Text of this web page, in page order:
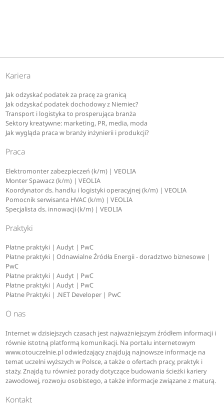
Kariera
Jak odzyskać podatek za pracę za granicą
Jak odzyskać podatek dochodowy z Niemiec?
Transport i logistyka to prosperująca branża
Sektory kreatywne: marketing, PR, media, moda
Jak wygląda praca w branży inżynierii i produkcji?
Praca
Elektromonter zabezpieczeń (k/m) | VEOLIA
Monter Spawacz (k/m) | VEOLIA
Koordynator ds. handlu i logistyki operacyjnej (k/m) | VEOLIA
Pomocnik serwisanta HVAC (k/m) | VEOLIA
Specjalista ds. innowacji (k/m) | VEOLIA
Praktyki
Płatne praktyki | Audyt | PwC
Płatne praktyki | Odnawialne Źródła Energii - doradztwo biznesowe |
PwC
Płatne praktyki | Audyt | PwC
Płatne praktyki | Audyt | PwC
Płatne Praktyki | .NET Developer | PwC
O nas
Internet w dzisiejszych czasach jest najważniejszym źródłem informacji i
równie istotną platformą komunikacji. Na portalu internetowym
www.otouczelnie.pl odwiedzający znajdują najnowsze informacje na
temat uczelni wyższych w Polsce, a także o ofertach pracy, praktyk i
staży. Znajdą tu również porady dotyczące budowania ścieżki kariery
zawodowej, rozwoju osobistego, a także informacje związane z maturą.
Kontakt